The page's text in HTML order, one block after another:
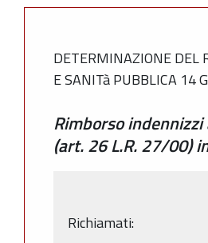
DETERMINAZIONE DEL
E SANITà PUBBLICA 14
Rimborso
(art. 26 L.R. 27/00)
Richiamati: